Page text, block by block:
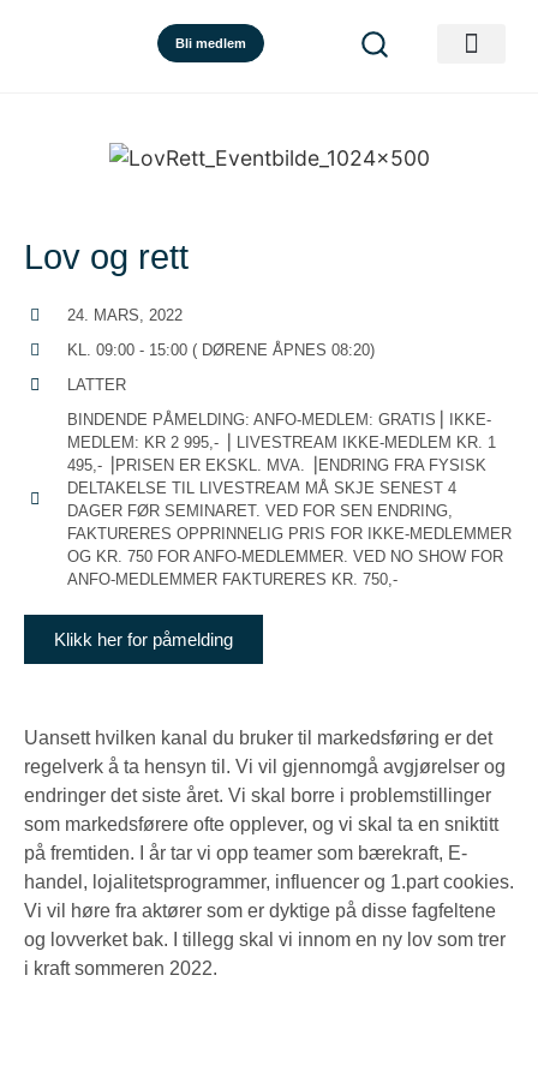
Bli medlem
Lov og rett
24. MARS, 2022
KL. 09:00 - 15:00 ( DØRENE ÅPNES 08:20)
LATTER
BINDENDE PÅMELDING: ANFO-MEDLEM: GRATIS⎟ IKKE-
MEDLEM: KR 2 995,- ⎟ LIVESTREAM IKKE-MEDLEM KR. 1
495,- ⎟PRISEN ER EKSKL. MVA. ⎟ENDRING FRA FYSISK
DELTAKELSE TIL LIVESTREAM MÅ SKJE SENEST 4
DAGER FØR SEMINARET. VED FOR SEN ENDRING,
FAKTURERES OPPRINNELIG PRIS FOR IKKE-MEDLEMMER
OG KR. 750 FOR ANFO-MEDLEMMER. VED NO SHOW FOR
ANFO-MEDLEMMER FAKTURERES KR. 750,-
Klikk her for påmelding
Uansett hvilken kanal du bruker til markedsføring er det
regelverk å ta hensyn til. Vi vil gjennomgå avgjørelser og
endringer det siste året. Vi skal borre i problemstillinger
som markedsførere ofte opplever, og vi skal ta en sniktitt
på fremtiden. I år tar vi opp teamer som bærekraft, E-
handel, lojalitetsprogrammer, influencer og 1.part cookies.
Vi vil høre fra aktører som er dyktige på disse fagfeltene
og lovverket bak. I tillegg skal vi innom en ny lov som trer
i kraft sommeren 2022.